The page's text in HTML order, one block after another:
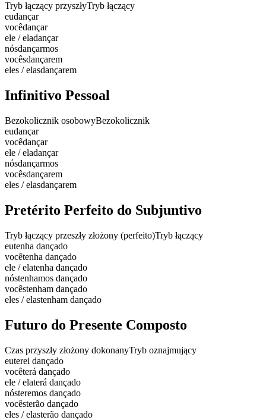
Tryb łączący przyszłyTryb łączący
eudançar
vocêdançar
ele / eladançar
nósdançarmos
vocêsdançarem
eles / elasdançarem
Infinitivo Pessoal
Bezokolicznik osobowyBezokolicznik
eudançar
vocêdançar
ele / eladançar
nósdançarmos
vocêsdançarem
eles / elasdançarem
Pretérito Perfeito do Subjuntivo
Tryb łączący przeszły złożony (perfeito)Tryb łączący
eutenha dançado
vocêtenha dançado
ele / elatenha dançado
nóstenhamos dançado
vocêstenham dançado
eles / elastenham dançado
Futuro do Presente Composto
Czas przyszły złożony dokonanyTryb oznajmujący
euterei dançado
vocêterá dançado
ele / elaterá dançado
nósteremos dançado
vocêsterão dançado
eles / elasterão dançado